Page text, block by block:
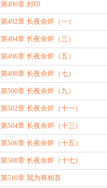
第490章 封印
第492章 长夜余烬（一）
第494章 长夜余烬（三）
第496章 长夜余烬（五）
第498章 长夜余烬（七）
第500章 长夜余烬（九）
第502章 长夜余烬（十一）
第504章 长夜余烬（十三）
第506章 长夜余烬（十五）
第508章 长夜余烬（十七）
第510章 我为将相首